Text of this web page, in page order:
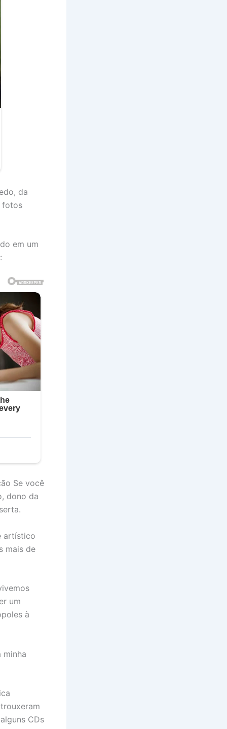
da
fotos
em um
Se você
dono da
artístico
mais de
um
à
minha
CDs